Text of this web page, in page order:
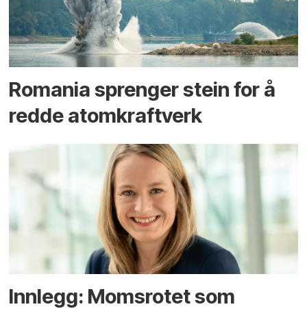
Romania sprenger stein for å
redde atomkraftverk
Innlegg: Moms­rotet som